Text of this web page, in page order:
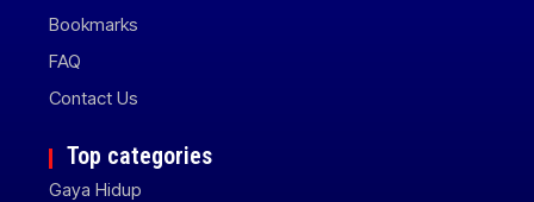
Bookmarks
FAQ
Contact Us
Top categories
Gaya Hidup